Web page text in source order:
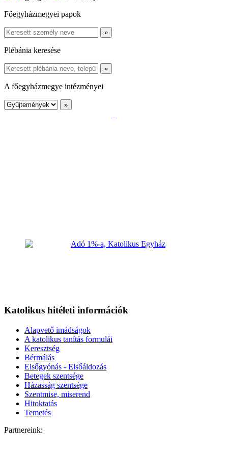
Főegyházmegyei papok
Plébánia keresése
A főegyházmegye intézményei
Katolikus hitéleti információk
Alapvető imádságok
A katolikus tanítás formulái
Keresztség
Bérmálás
Elsőgyónás - Elsőáldozás
Betegek szentsége
Házasság szentsége
Szentmise, miserend
Hitoktatás
Temetés
Partnereink: